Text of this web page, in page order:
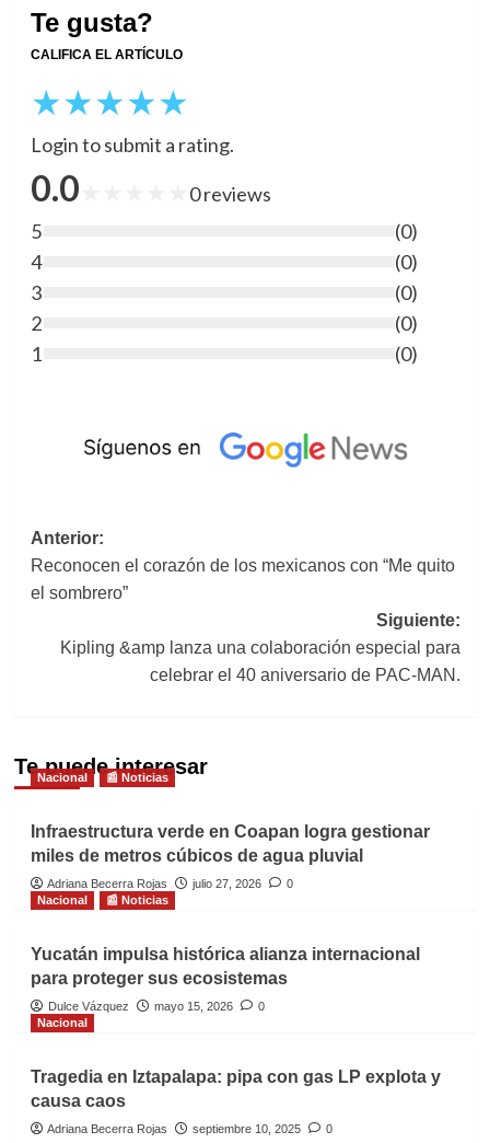
Te gusta?
CALIFICA EL ARTÍCULO
★★★★★
Login to submit a rating.
0.0 0 reviews
5
(0)
4
(0)
3
(0)
2
(0)
1
(0)
Navegación
de
Anterior:
Reconocen el corazón de los mexicanos con “Me quito
el sombrero”
Siguiente:
Kipling &amp lanza una colaboración especial para
celebrar el 40 aniversario de PAC-MAN.
Te puede interesar
Nacional 📰 Noticias
Infraestructura verde en Coapan logra gestionar
miles de metros cúbicos de agua pluvial
Adriana Becerra Rojas julio 27, 2026
0
Nacional
📰 Noticias
Yucatán impulsa histórica alianza internacional
para proteger sus ecosistemas
Dulce Vázquez mayo 15, 2026
0
Nacional
Tragedia en Iztapalapa: pipa con gas LP explota y
causa caos
Adriana Becerra Rojas septiembre 10, 2025 0